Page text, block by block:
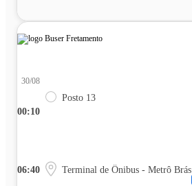
00:10
30/08
Posto 13
06:40 Terminal de Ônibus - Metrô Brás